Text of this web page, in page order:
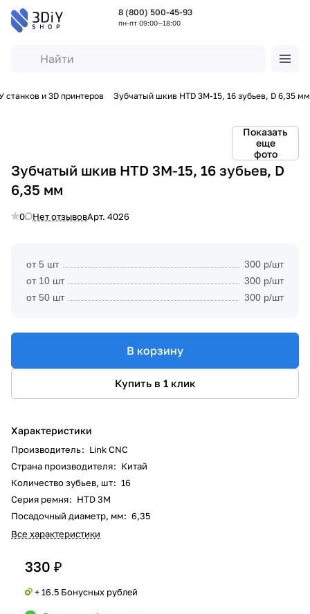
8 (800) 500-45-93
пн-пт 09:00—18:00
и 3D принтеров Зубчатый шкив HTD 3M-15, 16 зубьев, D 6,35 мм
Показать
еще
фото
Зубчатый шкив HTD 3M-15, 16 зубьев, D
6,35 мм
0 Нет отзывовАрт. 4026
от 5 шт
300 р/шт
от 10 шт
300 р/шт
от 50 шт
300 р/шт
В корзину
Купить в 1 клик
Характеристики
Производитель: Link CNC
Страна производителя: Китай
Количество зубьев, шт: 16
Серия ремня: HTD 3M
Посадочный диаметр, мм: 6,35
Все характеристики
330 ₽
+ 16.5 Бонусных рублей